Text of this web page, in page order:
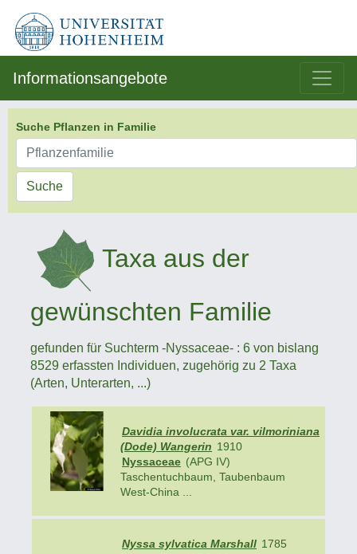
Informationsangebote
Suche Pflanzen in Familie
Suche
Taxa aus der
gewünschten Familie
gefunden für Suchterm -Nyssaceae- : 6 von bislang
8529 erfassten Individuen, zugehörig zu 2 Taxa
(Arten, Unterarten, ...)
Davidia involucrata var. vilmoriniana
(Dode) Wangerin 1910
Nyssaceae (APG IV)
Taschentuchbaum, Taubenbaum
West-China ...
Nyssa sylvatica Marshall 1785